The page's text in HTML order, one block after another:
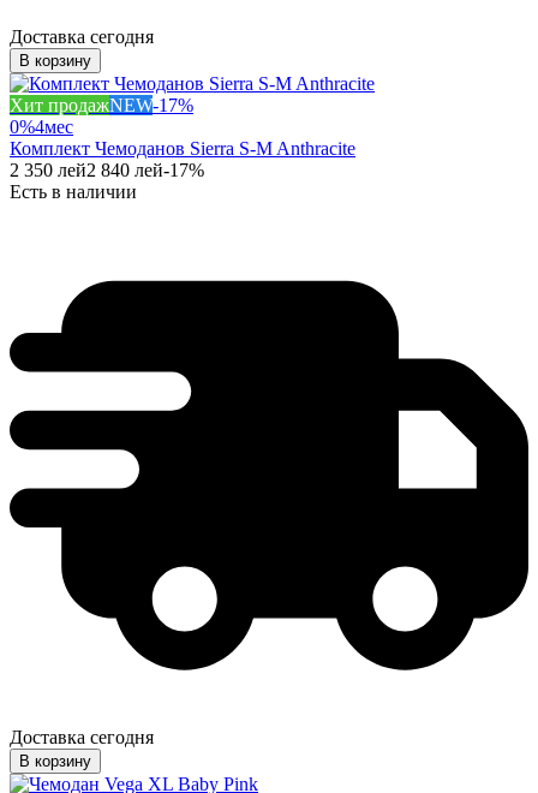
Доставка сегодня
В корзину
Хит продажNEW-17%
0%4мес
Комплект Чемоданов Sierra S-M Anthracite
2 350 лей2 840 лей-17%
Есть в наличии
Доставка сегодня
В корзину